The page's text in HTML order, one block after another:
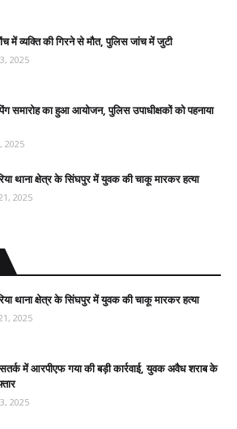
में व्यक्ति की गिरने से मौत, पुलिस जांच में जुटी
2025
समारोह का हुआ आयोजन, पुलिस उपाधीक्षकों को पहनाया
2025
थाना क्षेत्र के सिंघपुर में युवक की चाकू मारकर हत्या
2025
थाना क्षेत्र के सिंघपुर में युवक की चाकू मारकर हत्या
2025
में आरपीएफ गया की बड़ी कार्रवाई, युवक अवैध शराब के
2025